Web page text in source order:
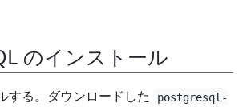
のインストール
する。ダウンロードした postgresql-